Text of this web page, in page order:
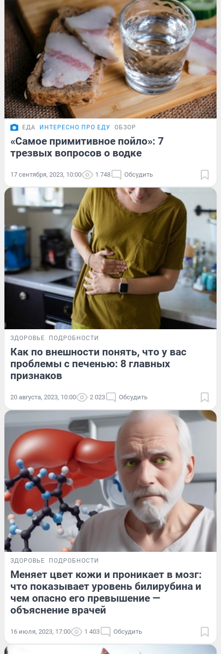
ЕДА ИНТЕРЕСНО ПРО ЕДУ ОБЗОР
«Самое примитивное пойло»: 7
трезвых вопросов о водке
17 сентября, 2023, 10:00 1 748 Обсудить
ЗДОРОВЬЕ ПОДРОБНОСТИ
Как по внешности понять, что у вас
проблемы с печенью: 8 главных
признаков
20 августа, 2023, 10:00 2 023 Обсудить
ЗДОРОВЬЕ ПОДРОБНОСТИ
Меняет цвет кожи и проникает в мозг:
что показывает уровень билирубина и
чем опасно его превышение —
объяснение врачей
16 июля, 2023, 17:00 1 403 Обсудить